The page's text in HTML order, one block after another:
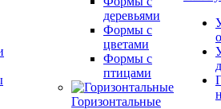
деревьями
Формы с
цветами
Формы с
птицами
Горизонтальные